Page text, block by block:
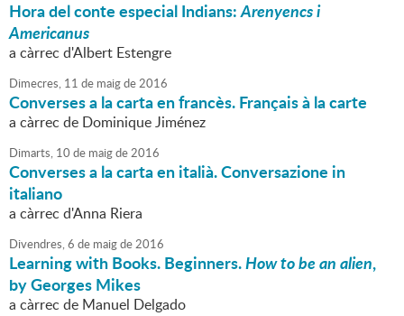
Hora del conte especial Indians:Arenyencs i
Americanus
a càrrec d'Albert Estengre
Dimecres, 11 de maigde2016
Converses a la carta en francès. Français à la carte
a càrrec de Dominique Jiménez
Dimarts, 10 de maigde2016
Converses a la carta en italià. Conversazione in
italiano
a càrrec d'Anna Riera
Divendres,6 de maigde2016
Learning with Books. Beginners.How to be an alien,
by Georges Mikes
a càrrec de Manuel Delgado